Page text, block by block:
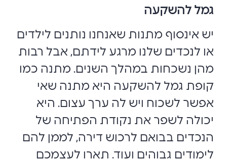
גמל להשקעה
יש אינסוף מתנות שאנחנו נותנים לילדים
או לנכדים שלנו מרגע לידתם, אבל רבות
מהן נשכחות במהלך השנים. מתנה כמו
קופת גמל להשקעה היא מתנה שאי
אפשר לשכוח ויש לה ערך עצום. היא
יכולה לשפר את נקודת הפתיחה של
הנכדים בבואם לרכוש דירה, לממן להם
לימודים גבוהים ועוד. תארו לעצמכם